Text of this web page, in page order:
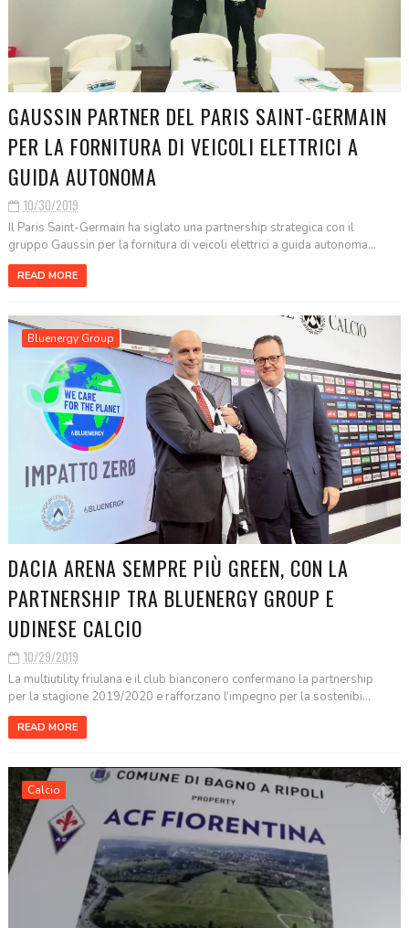
GAUSSIN PARTNER DEL PARIS SAINT-GERMAIN
PER LA FORNITURA DI VEICOLI ELETTRICI A
GUIDA AUTONOMA
10/30/2019
Il Paris Saint-Germain ha siglato una partnership strategica con il
gruppo Gaussin per la fornitura di veicoli elettrici a guida autonoma...
READ MORE
Bluenergy Group
DACIA ARENA SEMPRE PIÙ GREEN, CON LA
PARTNERSHIP TRA BLUENERGY GROUP E
UDINESE CALCIO
10/29/2019
La multiutility friulana e il club bianconero confermano la partnership
per la stagione 2019/2020 e rafforzano l’impegno per la sostenibi...
READ MORE
Calcio